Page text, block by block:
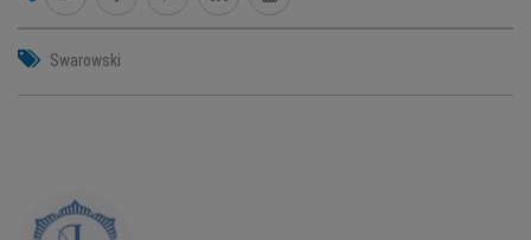
Swarowski